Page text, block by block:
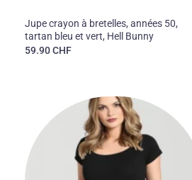
Jupe crayon à bretelles, années 50,
tartan bleu et vert, Hell Bunny
59.90CHF
Ajouter
à la liste
souhaits